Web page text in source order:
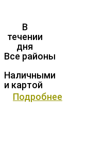
В
течении
дня
Все районы
Наличными
и картой
Подробнее